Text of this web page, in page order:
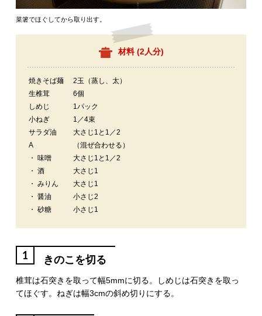
菜箸でほぐしてから取り出す。
材料 (2人分)
焼きそば麺
2玉（蒸し、太）
生椎茸
6個
しめじ
1パック
小ねぎ
1／4束
サラダ油
大さじ1と1／2
A
（混ぜ合わせる）
・ 味噌
大さじ1と1／2
・ 酒
大さじ1
・ みりん
大さじ1
・ 醤油
小さじ2
・ 砂糖
小さじ1
1 きのこを切る
椎茸は石突きを取って幅5mmに切る。しめじは石突きを取っ
てほぐす。ねぎは幅3cmの斜め切りにする。